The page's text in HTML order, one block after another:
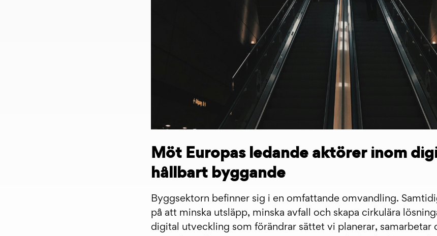
Möt Europas ledande aktörer inom
hållbart byggande
Byggsektorn befinner sig i en omfattande omvandling.
på att minska utsläpp, minska avfall och skapa cirkulära
digital utveckling som förändrar sättet vi planerar, samarbetar